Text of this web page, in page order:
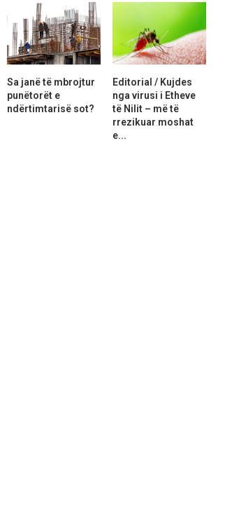
Sa janë të mbrojtur
punëtorët e
ndërtimtarisë sot?
Editorial / Kujdes
nga virusi i Etheve
të Nilit – më të
rrezikuar moshat
e...